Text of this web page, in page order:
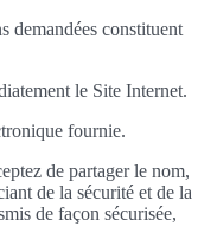
demandées constituent
le Site Internet.
fournie.
de partager le nom,
de la sécurité et de la
de façon sécurisée,